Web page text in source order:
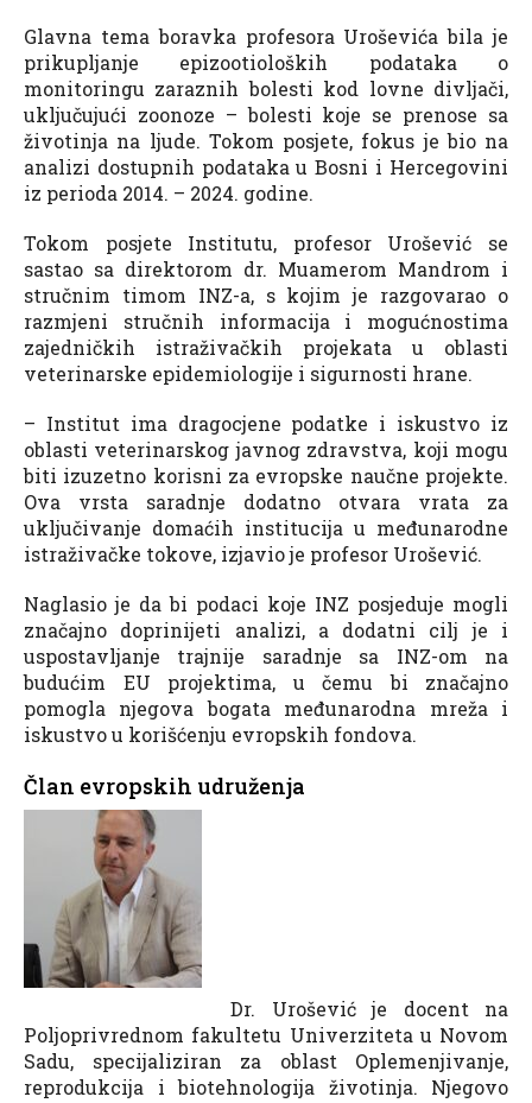
Glavna tema boravka profesora Uroševića bila je
prikupljanje epizootioloških podataka o
monitoringu zaraznih bolesti kod lovne divljači,
uključujući zoonoze – bolesti koje se prenose sa
životinja na ljude. Tokom posjete, fokus je bio na
analizi dostupnih podataka u Bosni i Hercegovini
iz perioda 2014. – 2024. godine.
Tokom posjete Institutu, profesor Urošević se
sastao sa direktorom dr. Muamerom Mandrom i
stručnim timom INZ-a, s kojim je razgovarao o
razmjeni stručnih informacija i mogućnostima
zajedničkih istraživačkih projekata u oblasti
veterinarske epidemiologije i sigurnosti hrane.
– Institut ima dragocjene podatke i iskustvo iz
oblasti veterinarskog javnog zdravstva, koji mogu
biti izuzetno korisni za evropske naučne projekte.
Ova vrsta saradnje dodatno otvara vrata za
uključivanje domaćih institucija u međunarodne
istraživačke tokove, izjavio je profesor Urošević.
Naglasio je da bi podaci koje INZ posjeduje mogli
značajno doprinijeti analizi, a dodatni cilj je i
uspostavljanje trajnije saradnje sa INZ-om na
budućim EU projektima, u čemu bi značajno
pomogla njegova bogata međunarodna mreža i
iskustvo u korišćenju evropskih fondova.
Član evropskih udruženja
Dr. Urošević je docent na
Poljoprivrednom fakultetu Univerziteta u Novom
Sadu, specijaliziran za oblast Oplemenjivanje,
reprodukcija i biotehnologija životinja. Njegovo